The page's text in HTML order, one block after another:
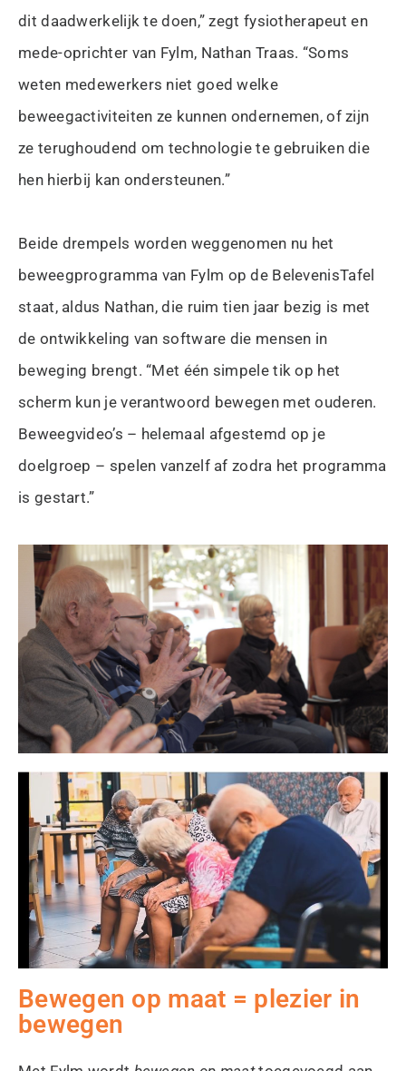
dit daadwerkelijk te doen,” zegt fysiotherapeut en
mede-oprichter van Fylm, Nathan Traas. “Soms
weten medewerkers niet goed welke
beweegactiviteiten ze kunnen ondernemen, of zijn
ze terughoudend om technologie te gebruiken die
hen hierbij kan ondersteunen.”
Beide drempels worden weggenomen nu het
beweegprogramma van Fylm op de BelevenisTafel
staat, aldus Nathan, die ruim tien jaar bezig is met
de ontwikkeling van software die mensen in
beweging brengt. “Met één simpele tik op het
scherm kun je verantwoord bewegen met ouderen.
Beweegvideo’s – helemaal afgestemd op je
doelgroep – spelen vanzelf af zodra het programma
is gestart.”
Bewegen op maat = plezier in
bewegen